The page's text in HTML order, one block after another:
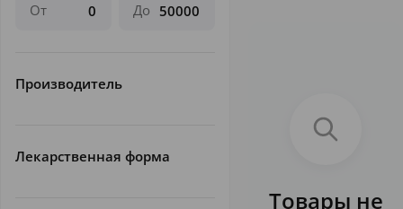
От До
Производитель
Лекарственная форма
Товары не